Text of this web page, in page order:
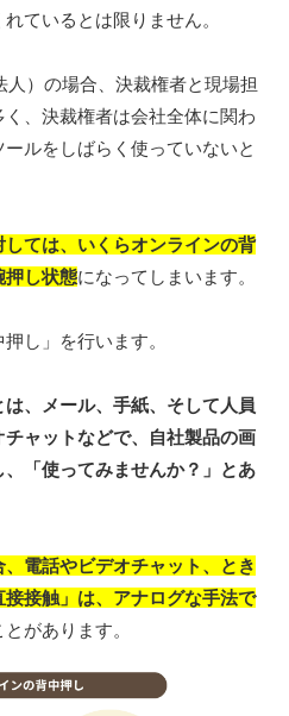
ているとは限りません。
人）の場合、決裁権者と現場担
、決裁権者は会社全体に関わ
ルをしばらく使っていないと
ては、いくらオンラインの背
押し状態になってしまいます。
し」を行います。
は、メール、手紙、そして人員
ャットなどで、自社製品の画
「使ってみませんか？」とあ
電話やビデオチャット、とき
接触」は、アナログな手法で
とがあります。